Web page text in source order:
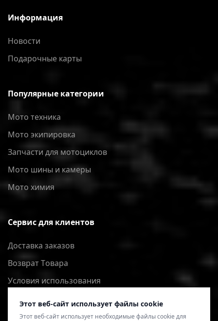
Этот веб-сайт использует файлы cookie
Этот веб-сайт использует необходимые файлы cookie для
Информация
Новости
Подарочные карты
Популярные категории
Мото техника
Мото экипировка
Запчасти для мотоциклов
Мото шины и камеры
Мото химия
Сервис для клиентов
Доставка заказов
Bозврат Tовара
Условия использования
Политика конфиденциальности